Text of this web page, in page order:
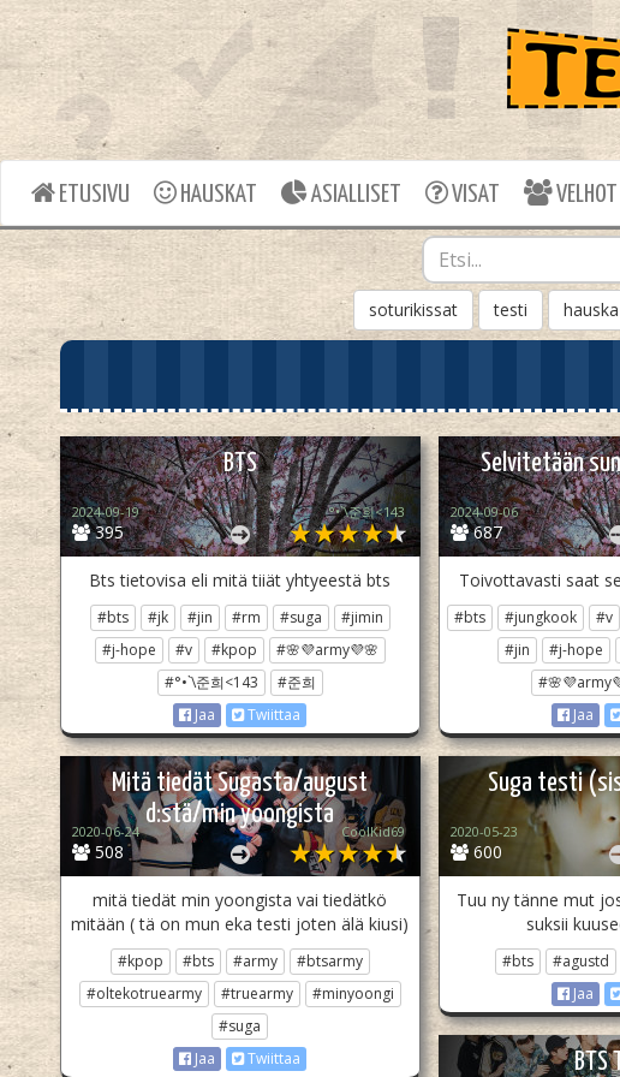
ETUSIVU HAUSKAT ASIALLISET VISAT VELHOT
soturikissat testi hauska
BTS
395
2024-09-19 °•`\준희<143
Bts tietovisa eli mitä tiiät yhtyeestä bts
#bts #jk #jin #rm #suga
#jimin
#j-hope
#v #kpop
#🌸💜army💜🌸
#°•`\준희<143
#준희
Jaa
Twiittaa
Selvitetään
687
2024-09-06
Toivottavasti saat
#bts #jungkook #v
#jin
#j-hope
Jaa
Mitä tiedät Sugasta/august
d:stä/min yoongista
508
2020-06-24 CoolKid69
mitä tiedät min yoongista vai tiedätkö
mitään ( tä on mun eka testi joten älä kiusi)
#kpop #bts #army
#btsarmy
#oltekotruearmy
#truearmy
#minyoongi
#suga
Jaa
Twiittaa
Suga testi
600
2020-05-23
Tuu ny tänne mut
suksii
#bts #agustd
Jaa
BTS